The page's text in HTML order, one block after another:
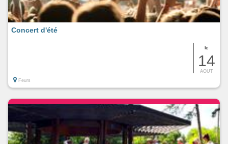
le
14
AOUT
Concert d'été
Feurs